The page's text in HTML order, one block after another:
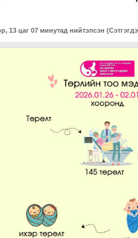
13 цаг 07 минутад нийтэлсэн (